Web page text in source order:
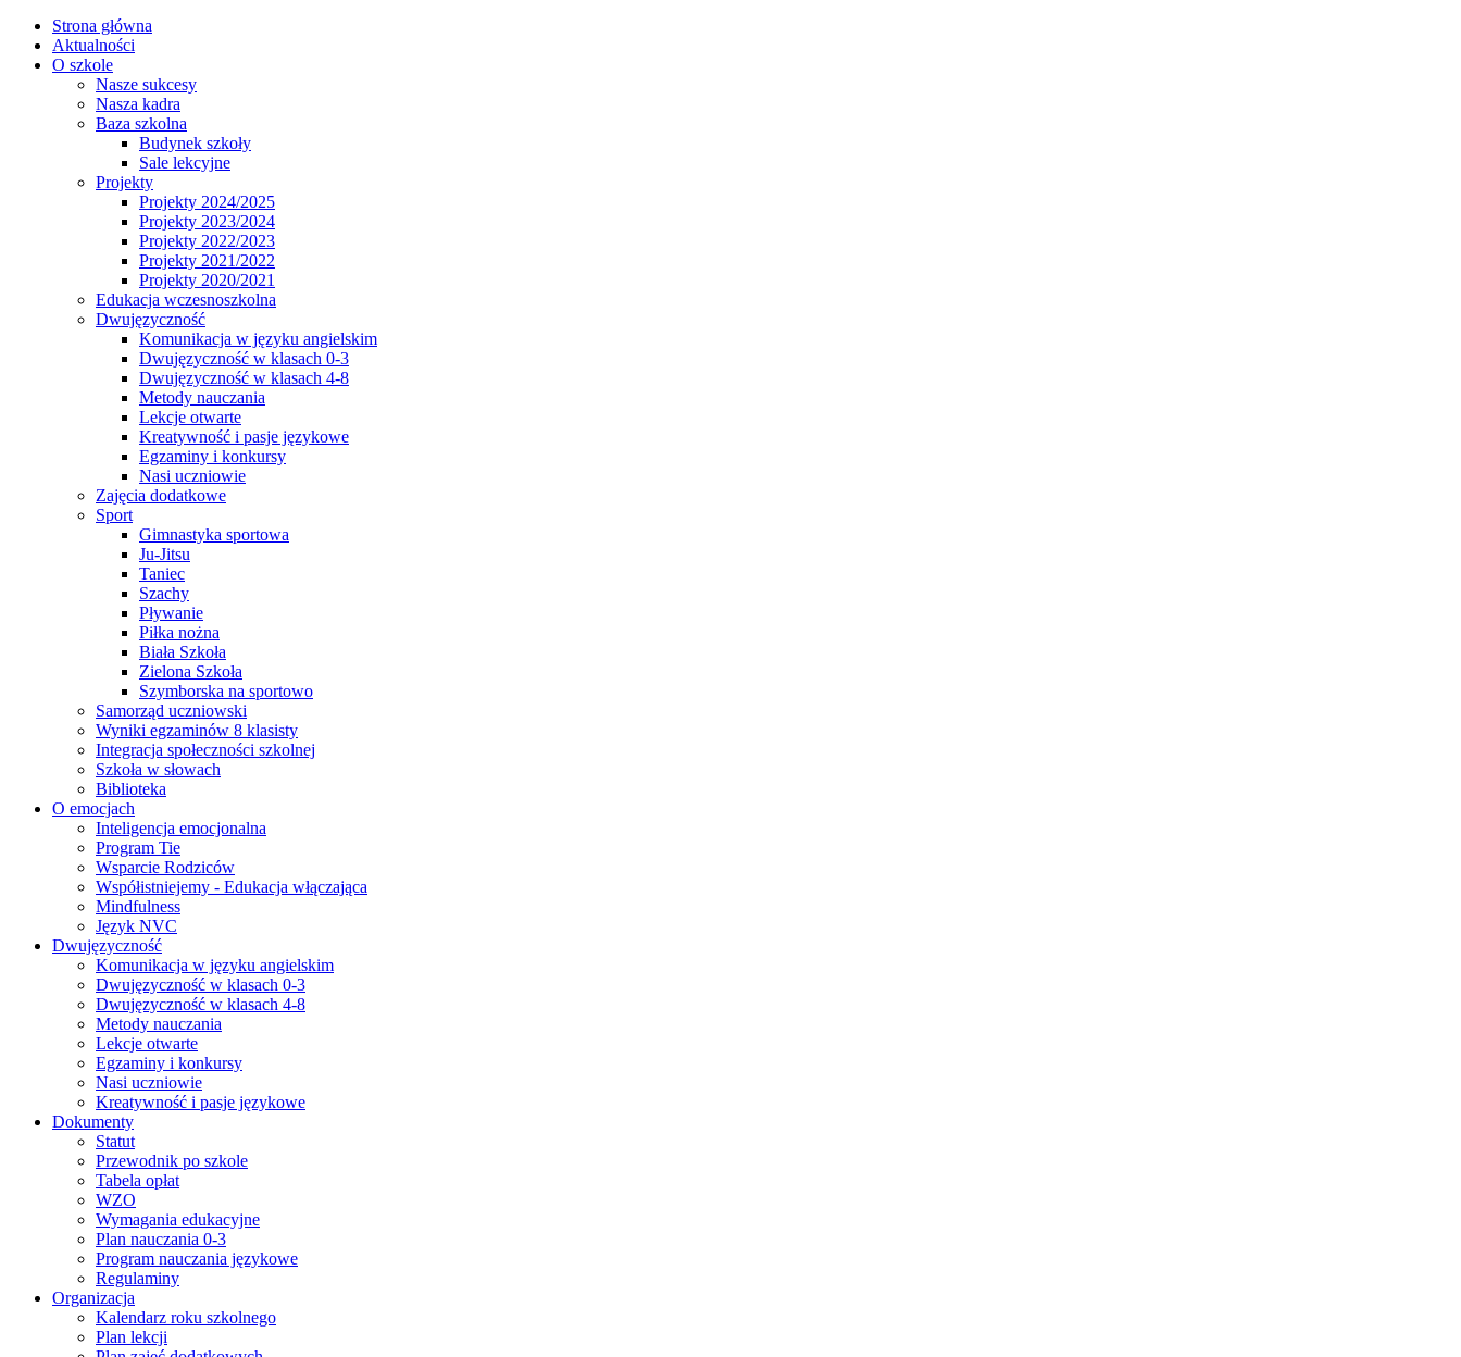
Strona główna
Aktualności
O szkole
Nasze sukcesy
Nasza kadra
Baza szkolna
Budynek szkoły
Sale lekcyjne
Projekty
Projekty 2024/2025
Projekty 2023/2024
Projekty 2022/2023
Projekty 2021/2022
Projekty 2020/2021
Edukacja wczesnoszkolna
Dwujęzyczność
Komunikacja w języku angielskim
Dwujęzyczność w klasach 0-3
Dwujęzyczność w klasach 4-8
Metody nauczania
Lekcje otwarte
Kreatywność i pasje językowe
Egzaminy i konkursy
Nasi uczniowie
Zajęcia dodatkowe
Sport
Gimnastyka sportowa
Ju-Jitsu
Taniec
Szachy
Pływanie
Piłka nożna
Biała Szkoła
Zielona Szkoła
Szymborska na sportowo
Samorząd uczniowski
Wyniki egzaminów 8 klasisty
Integracja społeczności szkolnej
Szkoła w słowach
Biblioteka
O emocjach
Inteligencja emocjonalna
Program Tie
Wsparcie Rodziców
Współistniejemy - Edukacja włączająca
Mindfulness
Język NVC
Dwujęzyczność
Komunikacja w języku angielskim
Dwujęzyczność w klasach 0-3
Dwujęzyczność w klasach 4-8
Metody nauczania
Lekcje otwarte
Egzaminy i konkursy
Nasi uczniowie
Kreatywność i pasje językowe
Dokumenty
Statut
Przewodnik po szkole
Tabela opłat
WZO
Wymagania edukacyjne
Plan nauczania 0-3
Program nauczania językowe
Regulaminy
Organizacja
Kalendarz roku szkolnego
Plan lekcji